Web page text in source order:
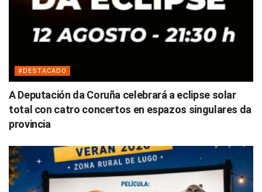
#DESTACADO
A Deputación da Coruña celebrará a eclipse solar
total con catro concertos en espazos singulares da
provincia